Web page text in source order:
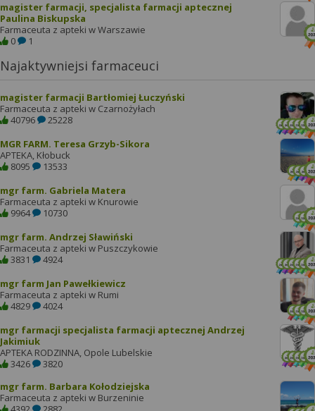
magister farmacji, specjalista farmacji aptecznej
Paulina Biskupska
Farmaceuta z apteki w Warszawie
0
1
Najaktywniejsi farmaceuci
magister farmacji Bartłomiej Łuczyński
Farmaceuta z apteki w Czarnożyłach
40796
25228
MGR FARM. Teresa Grzyb-Sikora
APTEKA, Kłobuck
8095
13533
mgr farm. Gabriela Matera
Farmaceuta z apteki w Knurowie
9964
10730
mgr farm. Andrzej Sławiński
Farmaceuta z apteki w Puszczykowie
3831
4924
mgr farm Jan Pawełkiewicz
Farmaceuta z apteki w Rumi
4829
4024
mgr farmacji specjalista farmacji aptecznej Andrzej
Jakimiuk
APTEKA RODZINNA, Opole Lubelskie
3426
3820
mgr farm. Barbara Kołodziejska
Farmaceuta z apteki w Burzeninie